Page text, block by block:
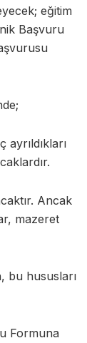
eğitim
Başvuru
ayrıldıkları
Ancak
mazeret
bu hususları
Formuna